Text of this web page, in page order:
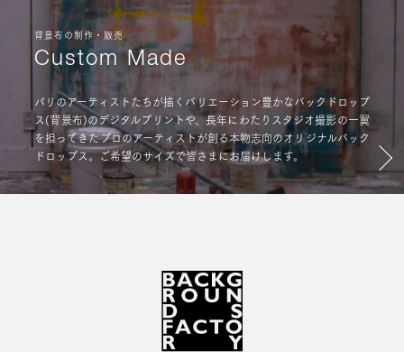
背景布の制作・販売
Custom Made
パリのアーティストたちが描くバリエーション豊かなバックドロップ
ス(背景布)のデジタルプリントや、長年にわたりスタジオ撮影の一翼
を担ってきたプロのアーティストが創る本物志向のオリジナルバック
ドロップス。ご希望のサイズで皆さまにお届けします。